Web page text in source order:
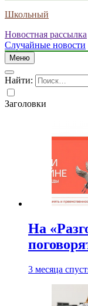
Школьный
Новостная рассылка
Случайные новости
Меню
Найти:
Заголовки
На
3 месяца